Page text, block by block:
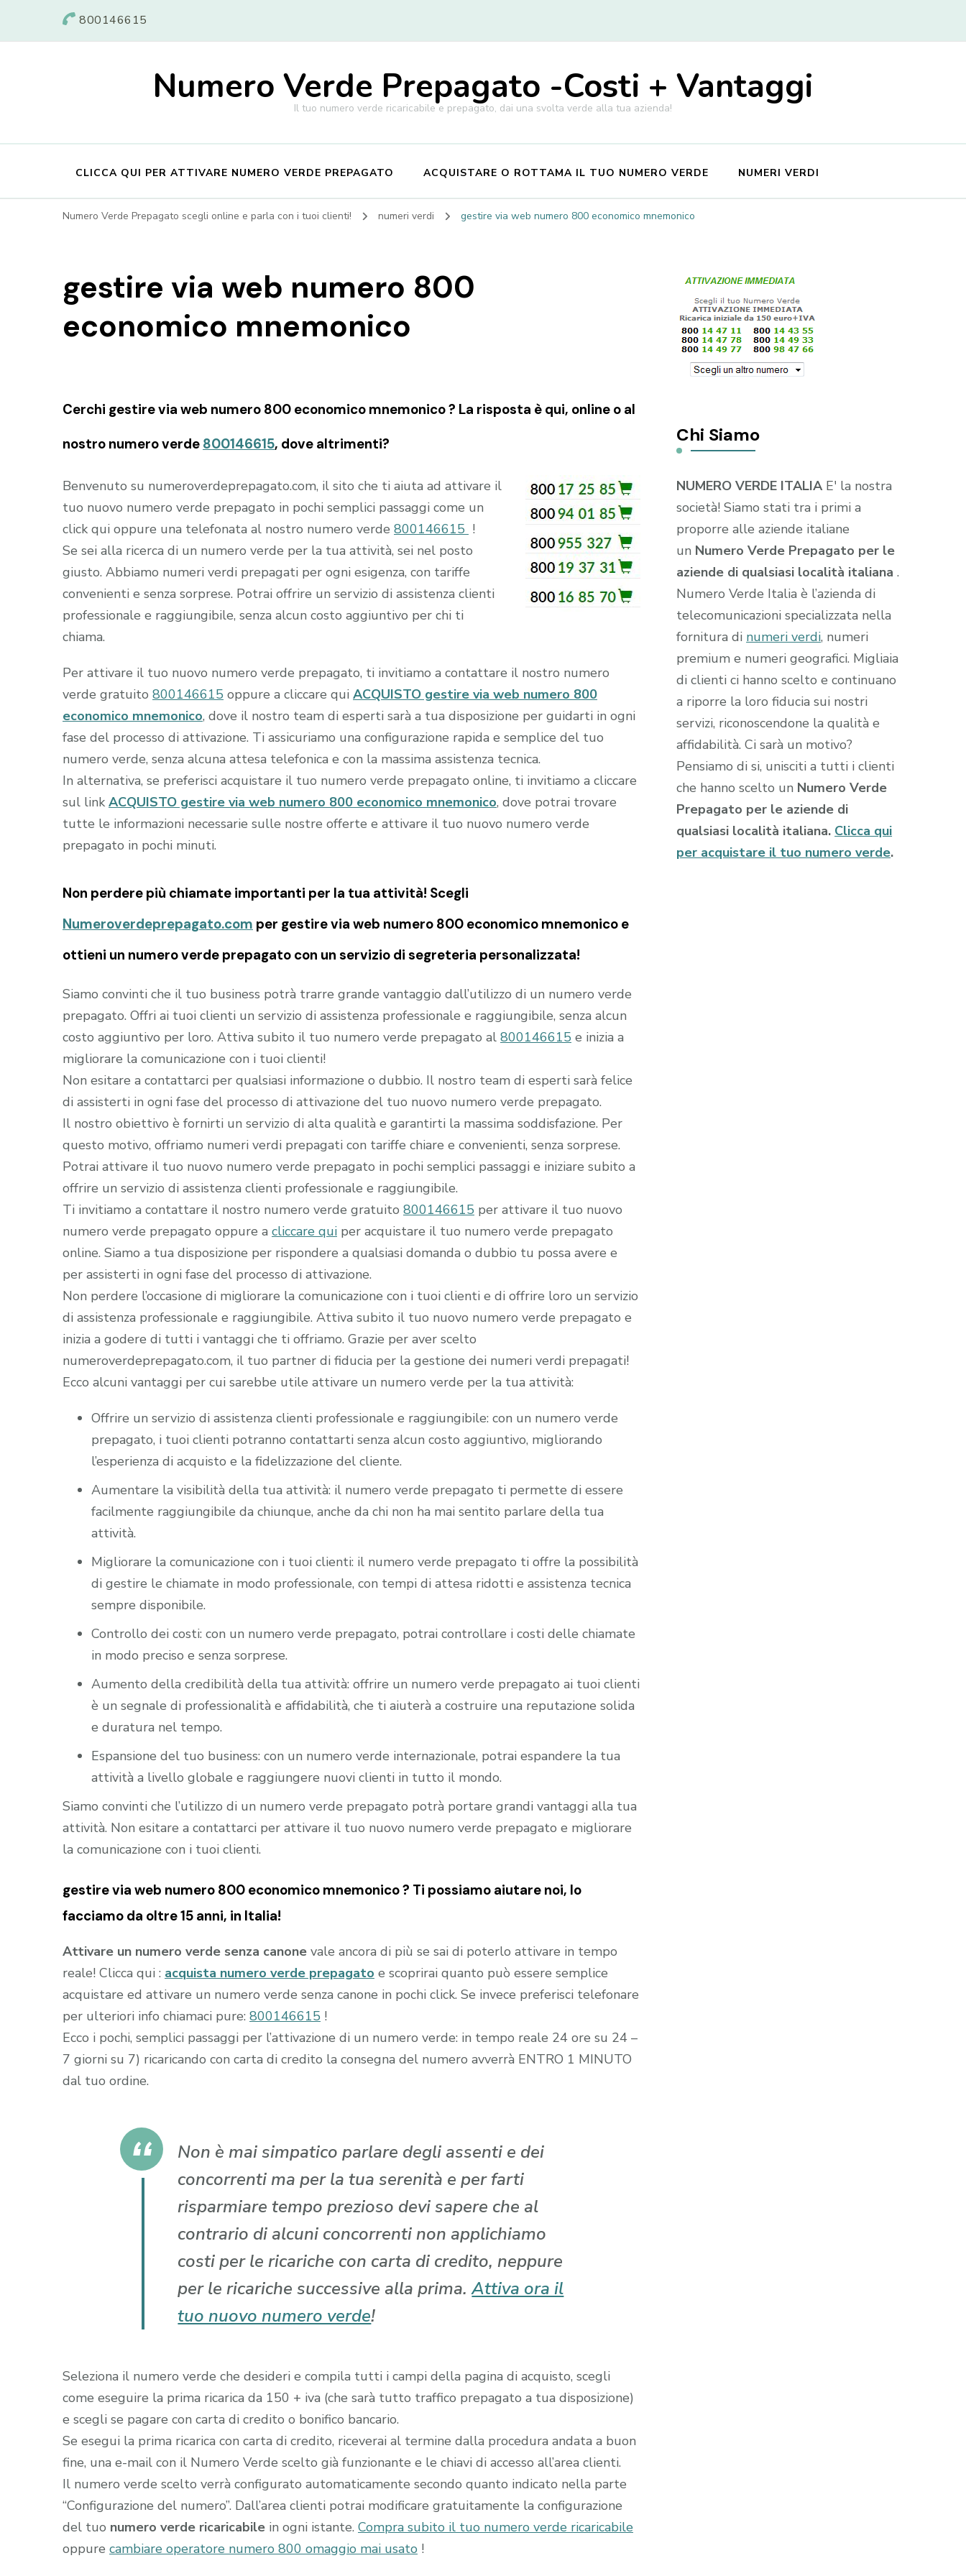
800146615
Numero Verde Prepagato -Costi + Vantaggi
Il tuo numero verde ricaricabile e prepagato, dai una svolta verde alla tua azienda!
CLICCA QUI PER ATTIVARE NUMERO VERDE PREPAGATO ACQUISTARE O ROTTAMA IL TUO NUMERO VERDE NUMERI VERDI
Numero Verde Prepagato scegli online e parla con i tuoi clienti! numeri verdi gestire via web numero 800 economico mnemonico
gestire via web numero 800
economico mnemonico
Cerchi gestire via web numero 800 economico mnemonico ? La risposta è qui, online o al
nostro numero verde 800146615, dove altrimenti?
Benvenuto su numeroverdeprepagato.com, il sito che ti aiuta ad attivare il
tuo nuovo numero verde prepagato in pochi semplici passaggi come un
click qui oppure una telefonata al nostro numero verde 800146615 !
Se sei alla ricerca di un numero verde per la tua attività, sei nel posto
giusto. Abbiamo numeri verdi prepagati per ogni esigenza, con tariffe
convenienti e senza sorprese. Potrai offrire un servizio di assistenza clienti
professionale e raggiungibile, senza alcun costo aggiuntivo per chi ti
chiama.
Per attivare il tuo nuovo numero verde prepagato, ti invitiamo a contattare il nostro numero
verde gratuito 800146615 oppure a cliccare qui ACQUISTO gestire via web numero 800
economico mnemonico, dove il nostro team di esperti sarà a tua disposizione per guidarti in ogni
fase del processo di attivazione. Ti assicuriamo una configurazione rapida e semplice del tuo
numero verde, senza alcuna attesa telefonica e con la massima assistenza tecnica.
In alternativa, se preferisci acquistare il tuo numero verde prepagato online, ti invitiamo a cliccare
sul link ACQUISTO gestire via web numero 800 economico mnemonico, dove potrai trovare
tutte le informazioni necessarie sulle nostre offerte e attivare il tuo nuovo numero verde
prepagato in pochi minuti.
Non perdere più chiamate importanti per la tua attività! Scegli
Numeroverdeprepagato.com per gestire via web numero 800 economico mnemonico e
ottieni un numero verde prepagato con un servizio di segreteria personalizzata!
Siamo convinti che il tuo business potrà trarre grande vantaggio dall’utilizzo di un numero verde
prepagato. Offri ai tuoi clienti un servizio di assistenza professionale e raggiungibile, senza alcun
costo aggiuntivo per loro. Attiva subito il tuo numero verde prepagato al 800146615 e inizia a
migliorare la comunicazione con i tuoi clienti!
Non esitare a contattarci per qualsiasi informazione o dubbio. Il nostro team di esperti sarà felice
di assisterti in ogni fase del processo di attivazione del tuo nuovo numero verde prepagato.
Il nostro obiettivo è fornirti un servizio di alta qualità e garantirti la massima soddisfazione. Per
questo motivo, offriamo numeri verdi prepagati con tariffe chiare e convenienti, senza sorprese.
Potrai attivare il tuo nuovo numero verde prepagato in pochi semplici passaggi e iniziare subito a
offrire un servizio di assistenza clienti professionale e raggiungibile.
Ti invitiamo a contattare il nostro numero verde gratuito 800146615 per attivare il tuo nuovo
numero verde prepagato oppure a cliccare qui per acquistare il tuo numero verde prepagato
online. Siamo a tua disposizione per rispondere a qualsiasi domanda o dubbio tu possa avere e
per assisterti in ogni fase del processo di attivazione.
Non perdere l’occasione di migliorare la comunicazione con i tuoi clienti e di offrire loro un servizio
di assistenza professionale e raggiungibile. Attiva subito il tuo nuovo numero verde prepagato e
inizia a godere di tutti i vantaggi che ti offriamo. Grazie per aver scelto
numeroverdeprepagato.com, il tuo partner di fiducia per la gestione dei numeri verdi prepagati!
Ecco alcuni vantaggi per cui sarebbe utile attivare un numero verde per la tua attività:
Offrire un servizio di assistenza clienti professionale e raggiungibile: con un numero verde
prepagato, i tuoi clienti potranno contattarti senza alcun costo aggiuntivo, migliorando
l’esperienza di acquisto e la fidelizzazione del cliente.
Aumentare la visibilità della tua attività: il numero verde prepagato ti permette di essere
facilmente raggiungibile da chiunque, anche da chi non ha mai sentito parlare della tua
attività.
Migliorare la comunicazione con i tuoi clienti: il numero verde prepagato ti offre la possibilità
di gestire le chiamate in modo professionale, con tempi di attesa ridotti e assistenza tecnica
sempre disponibile.
Controllo dei costi: con un numero verde prepagato, potrai controllare i costi delle chiamate
in modo preciso e senza sorprese.
Aumento della credibilità della tua attività: offrire un numero verde prepagato ai tuoi clienti
è un segnale di professionalità e affidabilità, che ti aiuterà a costruire una reputazione solida
e duratura nel tempo.
Espansione del tuo business: con un numero verde internazionale, potrai espandere la tua
attività a livello globale e raggiungere nuovi clienti in tutto il mondo.
Siamo convinti che l’utilizzo di un numero verde prepagato potrà portare grandi vantaggi alla tua
attività. Non esitare a contattarci per attivare il tuo nuovo numero verde prepagato e migliorare
la comunicazione con i tuoi clienti.
gestire via web numero 800 economico mnemonico ? Ti possiamo aiutare noi, lo
facciamo da oltre 15 anni, in Italia!
Attivare un numero verde senza canone vale ancora di più se sai di poterlo attivare in tempo
reale! Clicca qui : acquista numero verde prepagato e scoprirai quanto può essere semplice
acquistare ed attivare un numero verde senza canone in pochi click. Se invece preferisci telefonare
per ulteriori info chiamaci pure: 800146615 !
Ecco i pochi, semplici passaggi per l’attivazione di un numero verde: in tempo reale 24 ore su 24 –
7 giorni su 7) ricaricando con carta di credito la consegna del numero avverrà ENTRO 1 MINUTO
dal tuo ordine.
Non è mai simpatico parlare degli assenti e dei
concorrenti ma per la tua serenità e per farti
risparmiare tempo prezioso devi sapere che al
contrario di alcuni concorrenti non applichiamo
costi per le ricariche con carta di credito, neppure
per le ricariche successive alla prima.Attiva ora il
tuo nuovo numero verde!
Seleziona il numero verde che desideri e compila tutti i campi della pagina di acquisto, scegli
come eseguire la prima ricarica da 150 + iva (che sarà tutto traffico prepagato a tua disposizione)
e scegli se pagare con carta di credito o bonifico bancario.
Se esegui la prima ricarica con carta di credito, riceverai al termine dalla procedura andata a buon
fine, una e-mail con il Numero Verde scelto già funzionante e le chiavi di accesso all’area clienti.
Il numero verde scelto verrà configurato automaticamente secondo quanto indicato nella parte
“Configurazione del numero”. Dall’area clienti potrai modificare gratuitamente la configurazione
del tuo numero verde ricaricabile in ogni istante. Compra subito il tuo numero verde ricaricabile
oppure cambiare operatore numero 800 omaggio mai usato !
Chi Siamo
NUMERO VERDE ITALIAE' la nostra
società! Siamo stati tra i primi a
proporre alle aziende italiane
un Numero Verde Prepagato per le
aziende di qualsiasi località italiana.
Numero Verde Italia è l’azienda di
telecomunicazioni specializzata nella
fornitura di numeri verdi, numeri
premium e numeri geografici. Migliaia
di clienti ci hanno scelto e continuano
a riporre la loro fiducia sui nostri
servizi, riconoscendone la qualità e
affidabilità. Ci sarà un motivo?
Pensiamo di si, unisciti a tutti i clienti
che hanno scelto un Numero Verde
Prepagato per le aziende di
qualsiasi località italiana. Clicca qui
per acquistare il tuo numero verde.